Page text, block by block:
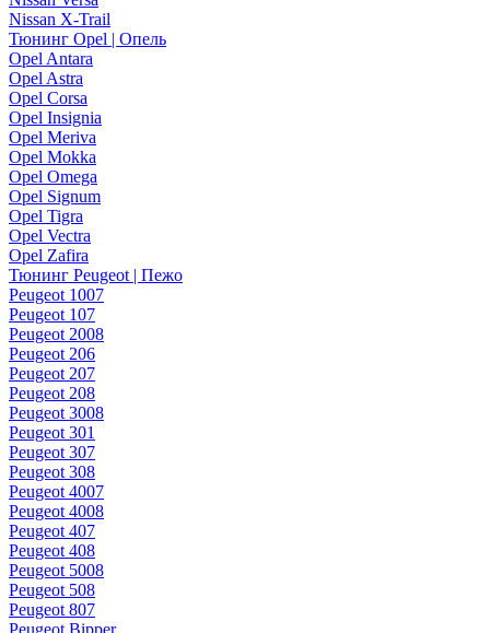
Nissan X-Trail
Тюнинг Opel | Опель
Opel Antara
Opel Astra
Opel Corsa
Opel Insignia
Opel Meriva
Opel Mokka
Opel Omega
Opel Signum
Opel Tigra
Opel Vectra
Opel Zafira
Тюнинг Peugeot | Пежо
Peugeot 1007
Peugeot 107
Peugeot 2008
Peugeot 206
Peugeot 207
Peugeot 208
Peugeot 3008
Peugeot 301
Peugeot 307
Peugeot 308
Peugeot 4007
Peugeot 4008
Peugeot 407
Peugeot 408
Peugeot 5008
Peugeot 508
Peugeot 807
Peugeot Bipper